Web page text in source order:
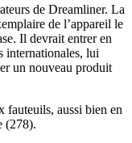
de Dreamliner. La
de l’appareil le
Il devrait entrer en
internationales, lui
un nouveau produit
fauteuils, aussi bien en
(278).